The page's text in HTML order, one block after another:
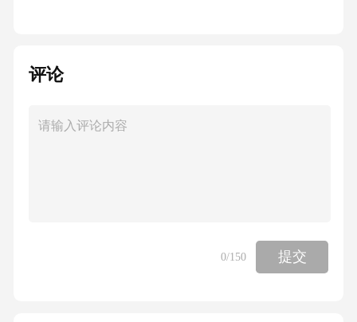
《示三子》写与子女久别重逢，"了知不是梦，
见真情。题材选择：聚焦日常
诗风转变：靖康之变后的沉郁顿挫靖康之变
评论
0/150 提交